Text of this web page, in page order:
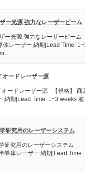
ー光源 強力なレーザービーム
ー光源 強力なレーザービーム
レーザー 納期|Lead Time:
ードレーザー源
ードレーザー源 【規格】 商
納期|Lead Time: 1~3 weeks 波
研究用のレーザーシステム
研究用のレーザーシステム
導体レーザー 納期|Lead Time: